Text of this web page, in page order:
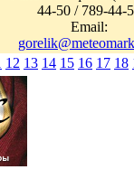
44-50 / 789-44-
Email:
12 13 14 15 16 17 18